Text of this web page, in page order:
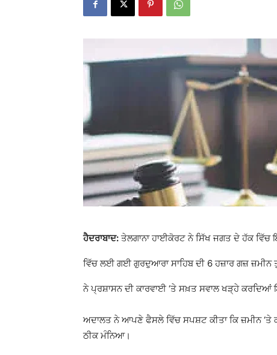
ਹੈਦਰਾਬਾਦ: ਤੇਲਗਾਨਾ ਹਾਈਕੋਰਟ ਨੇ ਸਿੱਖ ਜਗਤ ਦੇ ਹੱਕ
ਵਿੱਚ ਲਈ ਗਈ ਗੁਰਦੁਆਰਾ ਸਾਹਿਬ ਦੀ 6 ਹਜ਼ਾਰ ਗਜ਼ ਜ਼ਮੀਨ
ਨੇ ਪ੍ਰਸ਼ਾਸਨ ਦੀ ਕਾਰਵਾਈ ‘ਤੇ ਸਖ਼ਤ ਸਵਾਲ ਖੜ੍ਹੇ ਕਰਦਿਆਂ
ਅਦਾਲਤ ਨੇ ਆਪਣੇ ਫੈਸਲੇ ਵਿੱਚ ਸਪਸ਼ਟ ਕੀਤਾ ਕਿ ਜ਼ਮੀਨ
ਠੀਕ ਮੰਨਿਆ।